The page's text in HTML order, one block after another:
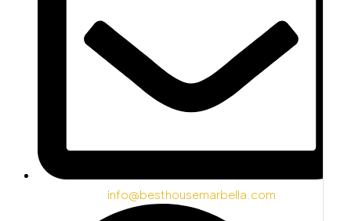
info@besthousemarbella.com